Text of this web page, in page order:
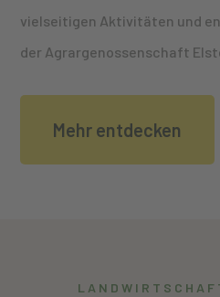
vielseitigen Aktivitäten und
der Agrargenossenschaft
Mehr entdecken